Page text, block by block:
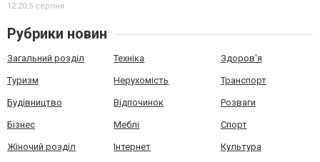
12:20,5 серпня
Рубрики новин
Загальний розділ Техніка Здоров'я
Туризм Нерухомість Транспорт
Будівництво Відпочинок Розваги
Бізнес Меблі Спорт
Жіночий розділ Інтернет Культура